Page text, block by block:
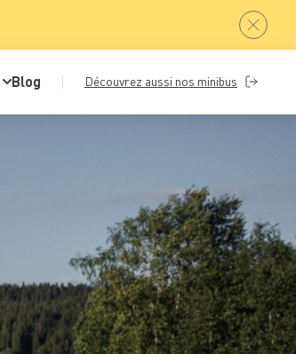
Blog Découvrez aussi nos minibus